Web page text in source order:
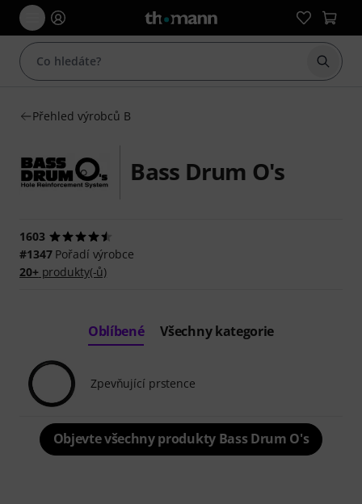
Začít
Přehled výrobců B
Bass Drum O's
1603
#1347Pořadí výrobce
20+produkty(-ů)
Oblíbené Všechny kategorie
Zpevňující prstence
Objevte všechny produkty Bass Drum O's